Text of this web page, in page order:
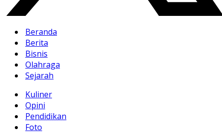
Beranda
Berita
Bisnis
Olahraga
Sejarah
Kuliner
Opini
Pendidikan
Foto